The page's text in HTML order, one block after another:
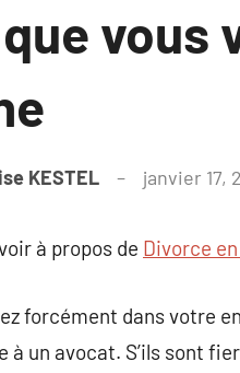
vous
KESTEL janvier 17,
à propos de Divorce
forcément dans votre
à un avocat. S’ils sont